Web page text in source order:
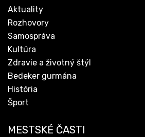
Aktuality
Rozhovory
Samospráva
Kultúra
Zdravie a životný štýl
Bedeker gurmána
História
Šport
MESTSKÉ ČASTI